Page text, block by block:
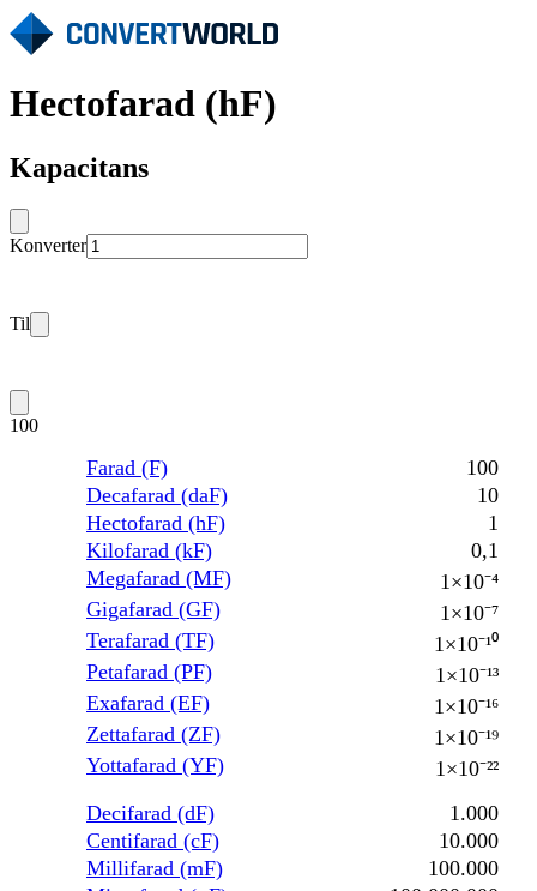
Hectofarad (hF)
Kapacitans
Konverter
Til
100
Farad (F)
100
Decafarad (daF)
10
Hectofarad (hF)
1
Kilofarad (kF)
0,1
Megafarad (MF)
1×10⁻⁴
Gigafarad (GF)
1×10⁻⁷
Terafarad (TF)
1×10⁻¹⁰
Petafarad (PF)
1×10⁻¹³
Exafarad (EF)
1×10⁻¹⁶
Zettafarad (ZF)
1×10⁻¹⁹
Yottafarad (YF)
1×10⁻²²
Decifarad (dF)
1.000
Centifarad (cF)
10.000
Millifarad (mF)
100.000